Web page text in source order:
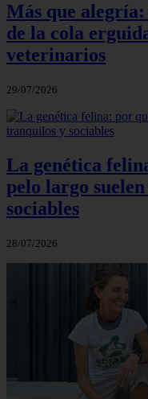
Más que
de la cola
veterinarios
29/07/2026
La genética
pelo largo
sociables
28/07/2026